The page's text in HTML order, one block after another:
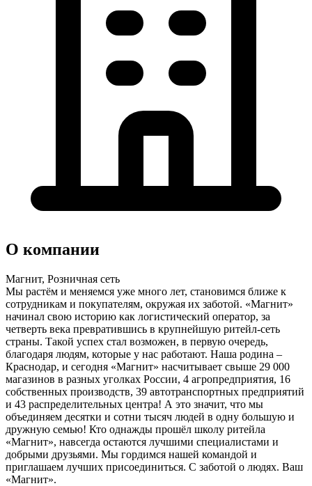
О компании
Магнит, Розничная сеть
Мы растём и меняемся уже много лет, становимся ближе к
сотрудникам и покупателям, окружая их заботой. «Магнит»
начинал свою историю как логистический оператор, за
четверть века превратившись в крупнейшую ритейл-сеть
страны. Такой успех стал возможен, в первую очередь,
благодаря людям, которые у нас работают. Наша родина –
Краснодар, и сегодня «Магнит» насчитывает свыше 29 000
магазинов в разных уголках России, 4 агропредприятия, 16
собственных производств, 39 автотранспортных предприятий
и 43 распределительных центра! А это значит, что мы
объединяем десятки и сотни тысяч людей в одну большую и
дружную семью! Кто однажды прошёл школу ритейла
«Магнит», навсегда остаются лучшими специалистами и
добрыми друзьями. Мы гордимся нашей командой и
приглашаем лучших присоединиться. С заботой о людях. Ваш
«Магнит».